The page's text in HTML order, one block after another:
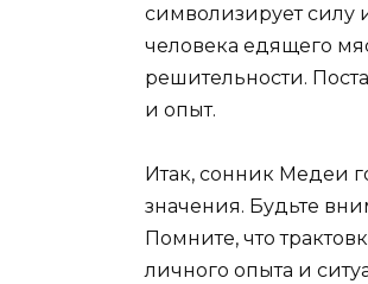
символизирует силу
человека едящего
решительности.
и опыт.
Итак, сонник Медеи
значения. Будьте
Помните, что
личного опыта и